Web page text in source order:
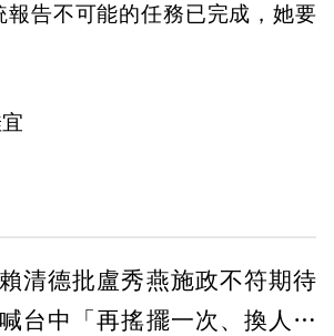
報告不可能的任務已完成，她要
賴清德批盧秀燕施政不符期待
喊台中「再搖擺一次、換人換